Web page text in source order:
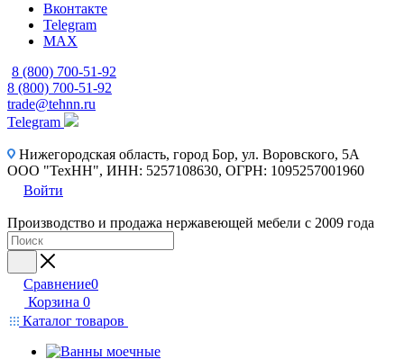
Вконтакте
Telegram
MAX
8 (800) 700-51-92
8 (800) 700-51-92
trade@tehnn.ru
Telegram
Нижегородская область, город Бор, ул. Воровского, 5А
ООО "ТехНН", ИНН: 5257108630, ОГРН: 1095257001960
Войти
Производство и продажа нержавеющей мебели с 2009 года
Сравнение0
Корзина 0
Каталог товаров